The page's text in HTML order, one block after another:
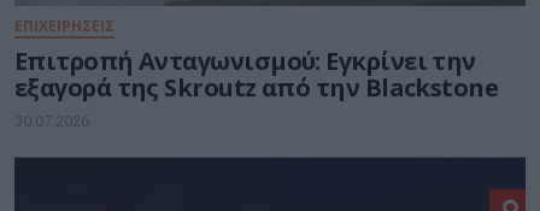
ΕΠΙΧΕΙΡΗΣΕΙΣ
Επιτροπή Ανταγωνισμού: Εγκρίνει την
εξαγορά της Skroutz από την Blackstone
30.07.2026